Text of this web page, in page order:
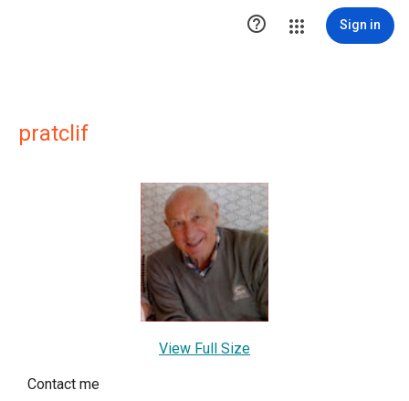
 Sign in
pratclif
View Full Size
Contact me